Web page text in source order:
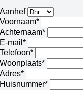
Aanhef
Voornaam*
Achternaam*
E-mail*
Telefoon*
Woonplaats*
Adres*
Huisnummer*